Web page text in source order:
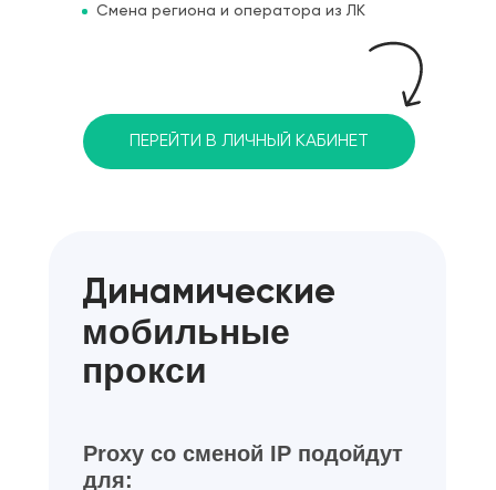
Смена региона и оператора из ЛК
ПЕРЕЙТИ В ЛИЧНЫЙ КАБИНЕТ
Динамические
мобильные
прокси
Proxy со сменой IP подойдут
для: